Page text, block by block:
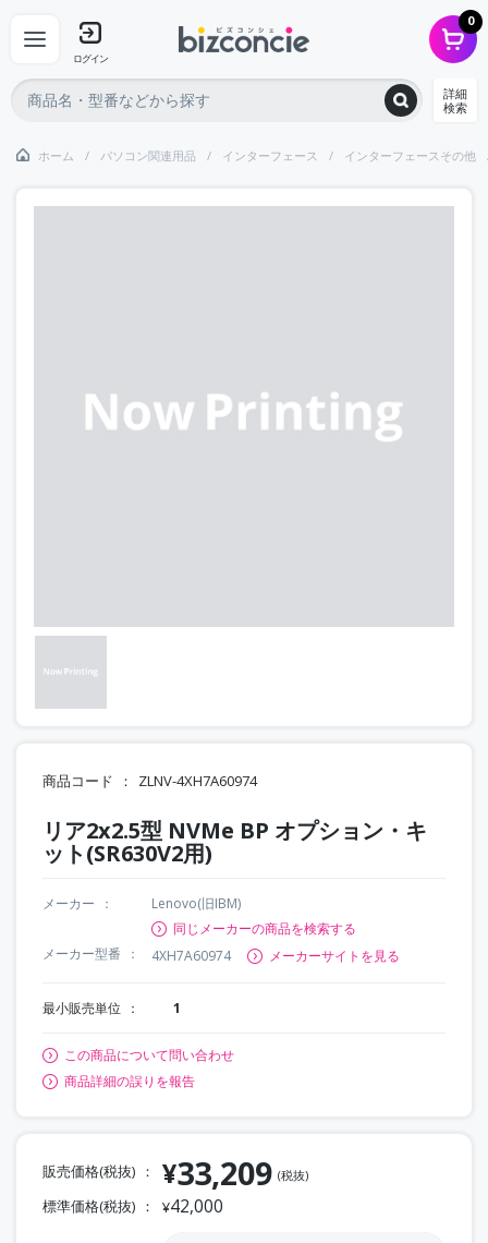
ログイン
0
詳細
検索
ホーム パソコン関連用品 インターフェース インターフェースその他
商品コード ZLNV-4XH7A60974
リア2x2.5型 NVMe BP オプション・キ
ット(SR630V2用)
メーカー
Lenovo(旧IBM)
同じメーカーの商品を検索する
メーカー型番
4XH7A60974 メーカーサイトを見る
最小販売単位 1
この商品について問い合わせ
商品詳細の誤りを報告
販売価格(税抜) ¥33,209 (税抜)
標準価格(税抜) ¥42,000